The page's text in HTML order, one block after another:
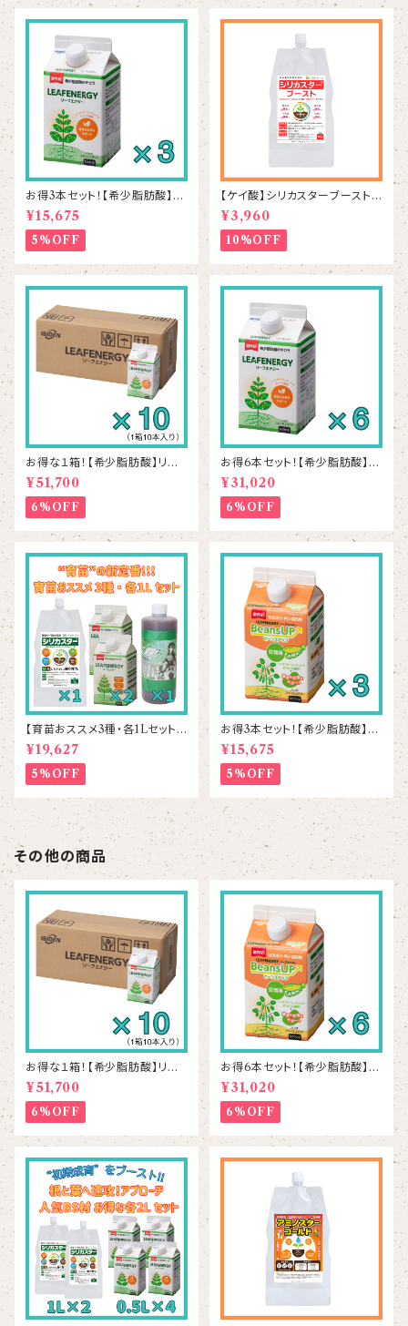
お得3本セット！【希少脂肪酸】リ
ーフエナジー 500mL×3本
¥15,675
5%OFF
【ケイ酸】シリカスターブースト 1
kg
¥3,960
10%OFF
お得な１箱！【希少脂肪酸】リー
フエナジー 500mL×10本
¥51,700
6%OFF
お得6本セット！【希少脂肪酸】リ
ーフエナジー 500mL×6本
¥31,020
6%OFF
【育苗おススメ3種・各1Lセット】
シリカスター1本＆リーフエナジ
ー2本＆ラプラス1本
¥19,627
5%OFF
お得3本セット！【希少脂肪酸】ビ
ーンズアップ 500mL×3本
¥15,675
5%OFF
その他の商品
お得な１箱！【希少脂肪酸】リー
フエナジー 500mL×10本
¥51,700
6%OFF
お得6本セット！【希少脂肪酸】ビ
ーンズアップ 500mL×6本
¥31,020
6%OFF